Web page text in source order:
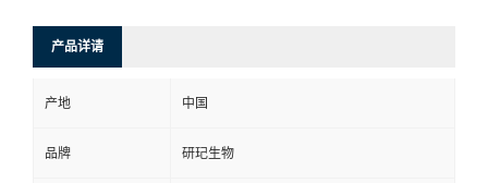
产品详请
产地 中国
品牌 研玘生物